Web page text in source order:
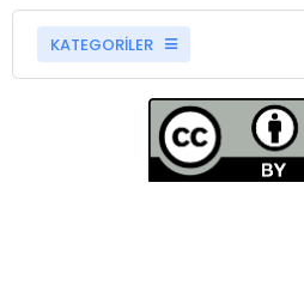
KATEGORİLER